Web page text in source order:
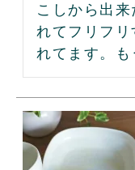
こしから出
れてフリフ
れてます。